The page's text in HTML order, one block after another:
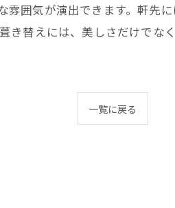
囲気が演出できます。軒先
き替えには、美しさだけで
一覧に戻る